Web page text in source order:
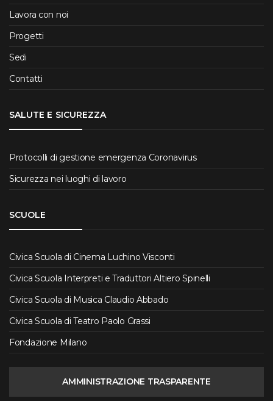
Lavora con noi
Progetti
Sedi
Contatti
SALUTE E SICUREZZA
Protocolli di gestione emergenza Coronavirus
Sicurezza nei luoghi di lavoro
SCUOLE
Civica Scuola di Cinema Luchino Visconti
Civica Scuola Interpreti e Traduttori Altiero Spinelli
Civica Scuola di Musica Claudio Abbado
Civica Scuola di Teatro Paolo Grassi
Fondazione Milano
AMMINISTRAZIONE TRASPARENTE